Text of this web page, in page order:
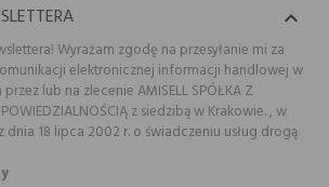

Wyrażam zgodę na przesyłanie mi za
elektronicznej informacji handlowej w
lub na zlecenie AMISELL SPÓŁKA Z
z siedzibą w Krakowie. , w
dnia 18 lipca 2002 r. o świadczeniu usług drogą